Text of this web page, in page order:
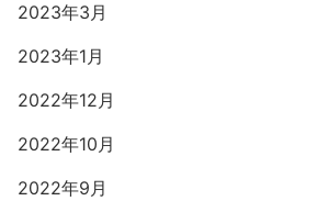
2023年3月
2023年1月
2022年12月
2022年10月
2022年9月